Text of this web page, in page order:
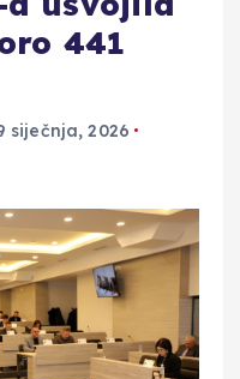
441
siječnja, 2026